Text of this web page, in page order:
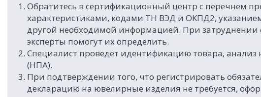
Обратитесь в сертификационный центр с перечнем
характеристиками, кодами ТН ВЭД и ОКПД2,
другой необходимой информацией. При
эксперты помогут их определить.
Специалист проведет идентификацию товара,
(НПА).
При подтверждении того, что регистрировать
декларацию на ювелирные изделия не требуется,